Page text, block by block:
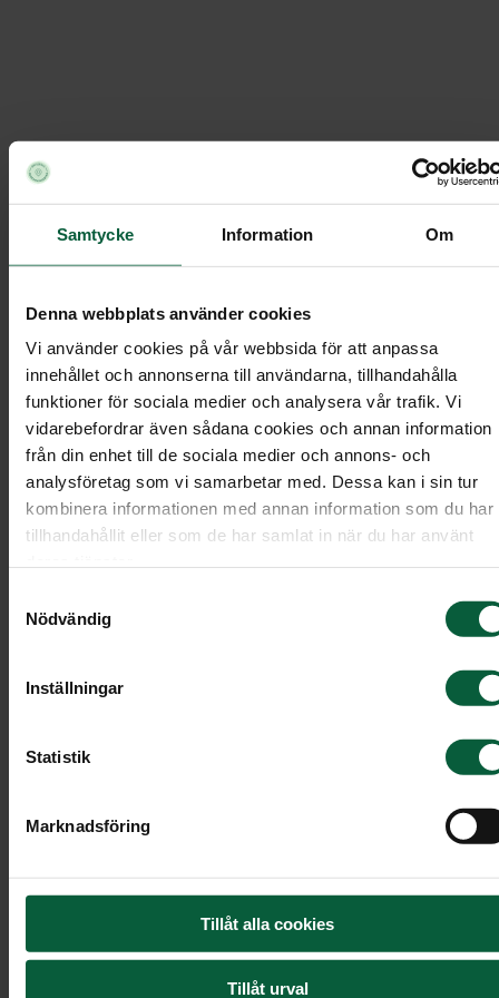
Samtycke Information Om
Denna webbplats använder cookies
Vi använder cookies på vår webbsida för att anpassa
innehållet och annonserna till användarna, tillhandahålla
funktioner för sociala medier och analysera vår trafik. Vi
vidarebefordrar även sådana cookies och annan information
från din enhet till de sociala medier och annons- och
analysföretag som vi samarbetar med. Dessa kan i sin tur
kombinera informationen med annan information som du har
tillhandahållit eller som de har samlat in när du har använt
Nödvändig
Inställningar
Statistik
Marknadsföring
Tillåt alla cookies
Tillåt urval
Ordna begravning / Under
Begravningsblommor /
Bukett - Blommande kärlek
En klassisk bukett med vackra djupröda rosor
tillsammans med gröna blad.